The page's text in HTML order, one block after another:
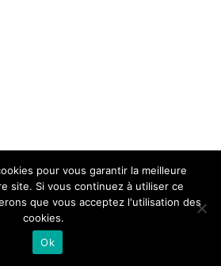
pour vous garantir la meilleure
site. Si vous continuez à utiliser ce
que vous acceptez l'utilisation des
cookies.
Ok